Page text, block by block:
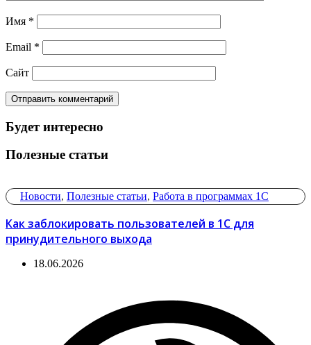
Имя *
Email *
Сайт
Будет интересно
Полезные статьи
Новости, Полезные статьи, Работа в программах 1С
Как заблокировать пользователей в 1С для
принудительного выхода
18.06.2026